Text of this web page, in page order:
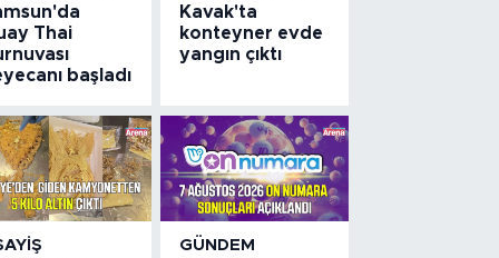
Thai
başladı
Kavak'ta
konteyner evde
yangın çıktı
GÜNDEM